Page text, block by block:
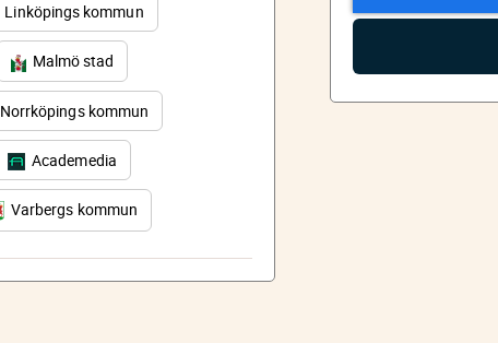
Linköpings kommun
Malmö stad
Norrköpings kommun
Academedia
Varbergs kommun